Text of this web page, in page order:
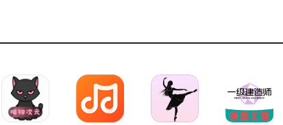
习：汇聚了近年相关领域的考试真题，用户能够在线刷
支持课程资源的下载，用户可以在无网络环境下进行离线
功能：借助完善的回放机制，用户能够依据自身时间灵